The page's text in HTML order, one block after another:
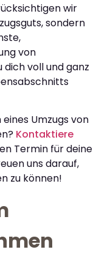
wir
sondern
von
voll und ganz
Umzugs von
Kontaktiere
Termin für deine
uns darauf,
zu können!